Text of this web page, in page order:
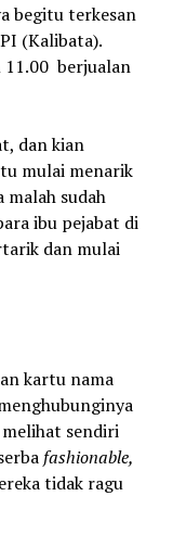
begitu terkesan
(Kalibata).
11.00 berjualan
dan kian
mulai menarik
malah sudah
ibu pejabat di
dan mulai
kartu nama
sendiri
fashionable,
tidak ragu